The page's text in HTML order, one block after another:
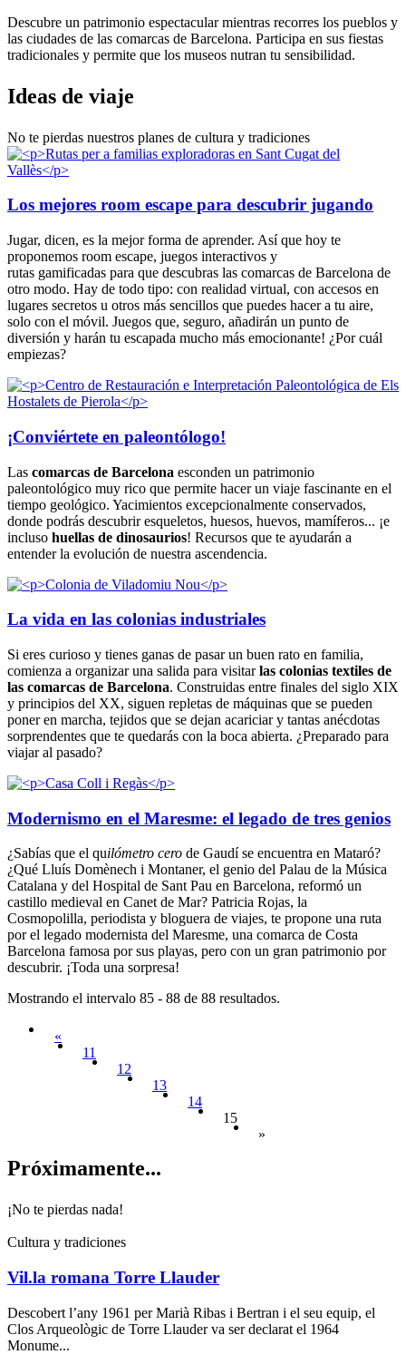
Descubre un patrimonio espectacular mientras recorres los pueblos y
las ciudades de las comarcas de Barcelona. Participa en sus fiestas
tradicionales y permite que los museos nutran tu sensibilidad.
Ideas de viaje
No te pierdas nuestros planes de cultura y tradiciones
Los mejores room escape para descubrir jugando
Jugar, dicen, es la mejor forma de aprender. Así que hoy te
proponemos room escape, juegos interactivos y
rutas gamificadas para que descubras las comarcas de Barcelona de
otro modo. Hay de todo tipo: con realidad virtual, con accesos en
lugares secretos u otros más sencillos que puedes hacer a tu aire,
solo con el móvil. Juegos que, seguro, añadirán un punto de
diversión y harán tu escapada mucho más emocionante! ¿Por cuál
empiezas?
¡Conviértete en paleontólogo!
Las comarcas de Barcelona esconden un patrimonio
paleontológico muy rico que permite hacer un viaje fascinante en el
tiempo geológico. Yacimientos excepcionalmente conservados,
donde podrás descubrir esqueletos, huesos, huevos, mamíferos... ¡e
incluso huellas de dinosaurios! Recursos que te ayudarán a
entender la evolución de nuestra ascendencia.
La vida en las colonias industriales
Si eres curioso y tienes ganas de pasar un buen rato en familia,
comienza a organizar una salida para visitarlas colonias textiles de
las comarcas de Barcelona. Construidas entre finales del siglo XIX
y principios del XX, siguen repletas de máquinas que se pueden
poner en marcha, tejidos que se dejan acariciar y tantas anécdotas
sorprendentes que te quedarás con la boca abierta. ¿Preparado para
viajar al pasado?
Modernismo en el Maresme: el legado de tres genios
¿Sabías que el quilómetro cero de Gaudí se encuentra en Mataró?
¿Qué Lluís Domènech i Montaner, el genio del Palau de la Música
Catalana y del Hospital de Sant Pau en Barcelona, reformó un
castillo medieval en Canet de Mar? Patricia Rojas, la
Cosmopolilla, periodista y bloguera de viajes, te propone una ruta
por el legado modernista del Maresme, una comarca de Costa
Barcelona famosa por sus playas, pero con un gran patrimonio por
descubrir. ¡Toda una sorpresa!
Mostrando el intervalo 85 - 88 de 88 resultados.
«
11
12
13
14
15
»
Próximamente...
¡No te pierdas nada!
Cultura y tradiciones
Vil.la romana Torre Llauder
Descobert l’any 1961 per Marià Ribas i Bertran i el seu equip, el
Clos Arqueològic de Torre Llauder va ser declarat el 1964
Monume...